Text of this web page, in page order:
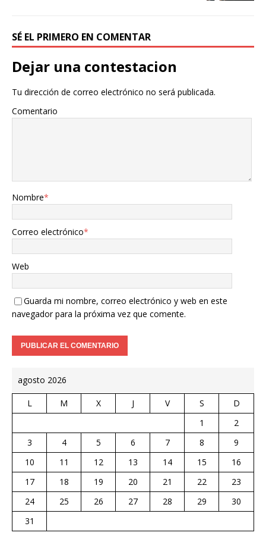
SÉ EL PRIMERO EN COMENTAR
Dejar una contestacion
Tu dirección de correo electrónico no será publicada.
Comentario
Nombre*
Correo electrónico*
Web
Guarda mi nombre, correo electrónico y web en este
navegador para la próxima vez que comente.
agosto 2026
L M X J V S
D
1
2
3
4 5 6 7 8
9
10
11 12 13 14 15
16
17
18 19 20 21 22
23
24
25 26 27 28 29
30
31